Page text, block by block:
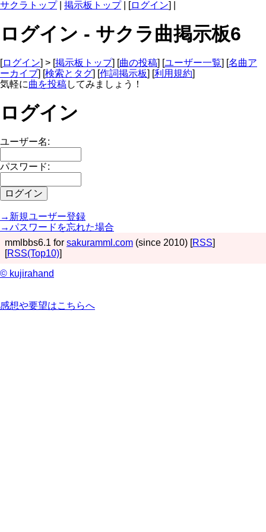
サクラトップ| 掲示板トップ| [ログイン] |
ログイン - サクラ曲掲示板6
[ログイン] > [掲示板トップ] [曲の投稿] [ユーザー一覧] [名曲ア
ーカイブ] [検索とタグ] [作詞掲示板] [利用規約]
気軽に曲を投稿してみましょう！
ログイン
ユーザー名:
パスワード:
→新規ユーザー登録
→パスワードを忘れた場合
mmlbbs6.1 for sakuramml.com (since 2010) [RSS]
[RSS(Top10)]
© kujirahand
感想や要望はこちらへ